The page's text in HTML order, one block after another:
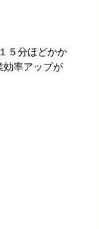
５分ほどかか
効率アップが